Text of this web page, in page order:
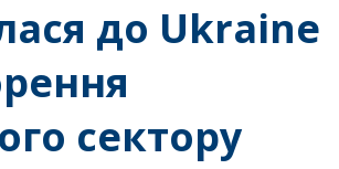
до Ukraine
сектору